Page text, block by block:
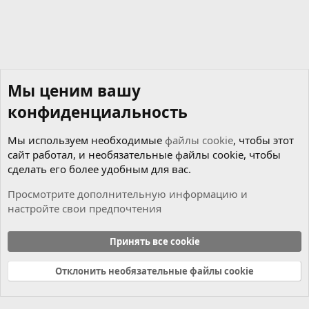
Cookies
Russian (RU)
Связь с нами
Условия и правила
Политика конфиденциальности
Справка Главная
R
Мы ценим вашу
конфиденциальность
Мы используем необходимые файлы cookie, чтобы этот
сайт работал, и необязательные файлы cookie, чтобы
сделать его более удобным для вас.
Просмотрите дополнительную информацию и
настройте свои предпочтения
Принять все cookie
Отклонить необязательные файлы cookie